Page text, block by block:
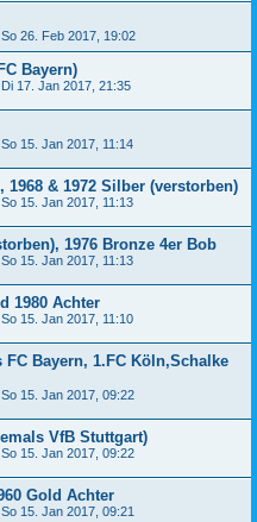
So 26. Feb 2017, 19:02
Bayern)
Di 17. Jan 2017, 21:35
So 15. Jan 2017, 11:14
& 1972 Silber (verstorben)
So 15. Jan 2017, 11:13
1976 Bronze 4er Bob
So 15. Jan 2017, 11:13
1980 Achter
So 15. Jan 2017, 11:10
Bayern, 1.FC Köln,Schalke
So 15. Jan 2017, 09:22
VfB Stuttgart)
So 15. Jan 2017, 09:22
Gold Achter
So 15. Jan 2017, 09:21